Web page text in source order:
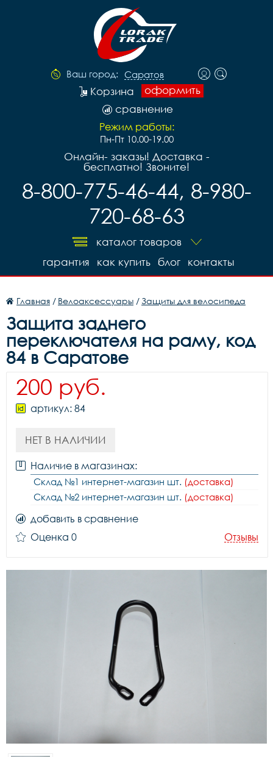
Ваш город: Саратов
оформить
Корзина
сравнение
Режим работы:
Пн-Пт 10.00-19.00
Онлайн- заказы! Доставка -
бесплатно! Звоните!
8-800-775-46-44, 8-980-
720-68-63
каталог товаров
контакты
блог
как купить
гарантия
Главная / Велоаксессуары / Защиты для велосипеда
Защита заднего
переключателя на раму, код
84 в Саратове
200 руб.
артикул: 84
НЕТ В НАЛИЧИИ
Наличие в магазинах:
Склад №1 интернет-магазин шт. (доставка)
Склад №2 интернет-магазин шт. (доставка)
добавить в сравнение
Оценка 0
Отзывы